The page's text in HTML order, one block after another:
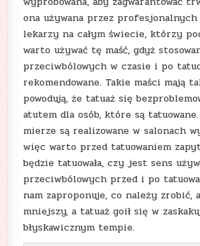
ona używana przez
lekarzy na całym świecie, którzy
warto używać tę maść, gdyż
przeciwbólowych w czasie i po
rekomendowane. Takie maści mają
powodują, że tatuaż się
atutem dla osób, które są
mierze są realizowane w salonach
więc warto przed tatuowaniem
będzie tatuowała, czy jest sens
przeciwbólowych przed i po
nam zaproponuje, co należy zrobić,
mniejszy, a tatuaż goił się w
błyskawicznym tempie.